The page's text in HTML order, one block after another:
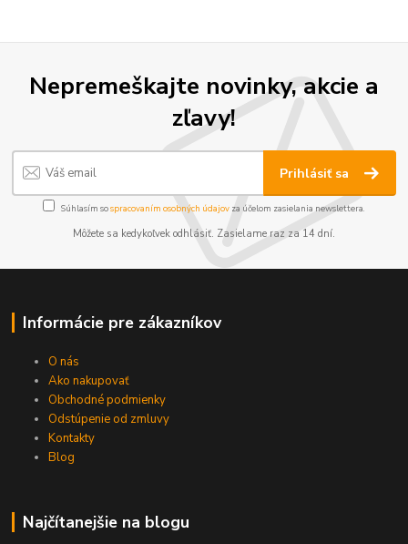
Nepremeškajte novinky, akcie a
zľavy!
Prihlásiť sa
Súhlasím sospracovaním osobných údajov za účelom zasielania newslettera.
Môžete sa kedykoľvek odhlásiť. Zasielame raz za 14 dní.
Informácie pre zákazníkov
O nás
Ako nakupovať
Obchodné podmienky
Odstúpenie od zmluvy
Kontakty
Blog
Najčítanejšie na blogu